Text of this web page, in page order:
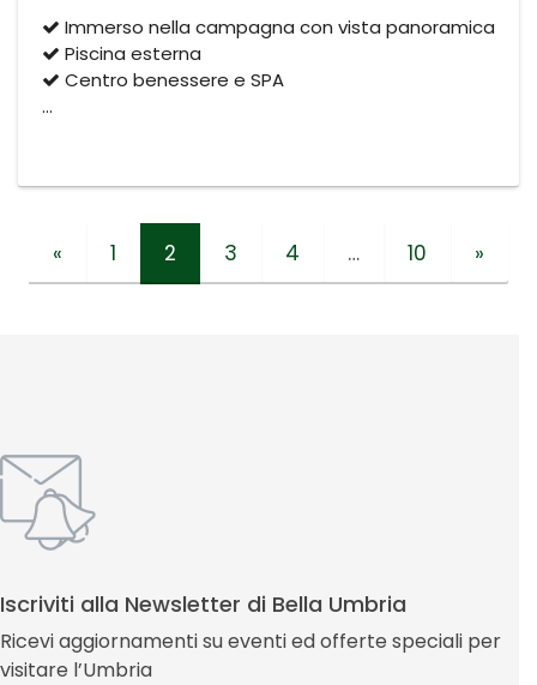
Immerso nella campagna con vista panoramica
Piscina esterna
Centro benessere e SPA
…
« 1 2 3 4 … 10 »
Iscriviti alla Newsletter di Bella Umbria
Ricevi aggiornamenti su eventi ed offerte speciali per
visitare l’Umbria